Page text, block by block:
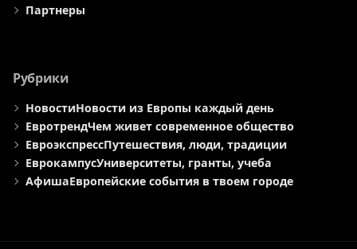
Партнеры
Рубрики
НовостиНовости из Европы каждый день
ЕвротрендЧем живет современное общество
ЕвроэкспрессПутешествия, люди, традиции
ЕврокампусУниверситеты, гранты, учеба
АфишаЕвропейские события в твоем городе